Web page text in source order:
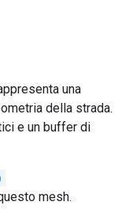
una
della strada.
e un buffer di
mesh.